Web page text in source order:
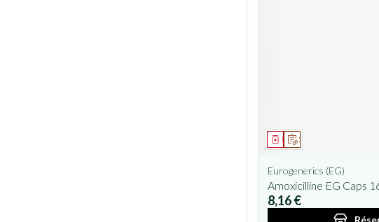
Sur prescription
Médicament
Eurogenerics (EG)
Amoxicilline EG Caps
8,16 €